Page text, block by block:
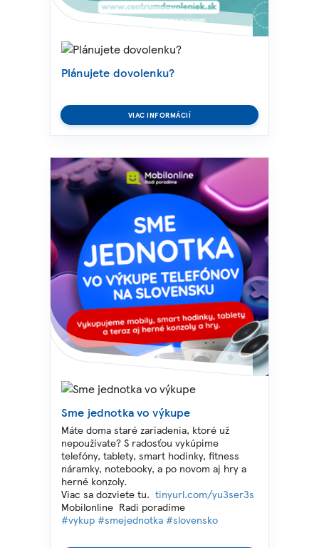
Plánujete dovolenku?
VIAC INFORMÁCIÍ
Sme jednotka vo výkupe
Máte doma staré zariadenia, ktoré už
nepoužívate? S radosťou vykúpime
telefóny, tablety, smart hodinky, fitness
náramky, notebooky, a po novom aj hry a
herné konzoly.
Viac sa dozviete tu. tinyurl.com/yu3ser3s
Mobilonline Radi poradíme
#vykup #smejednotka #slovensko